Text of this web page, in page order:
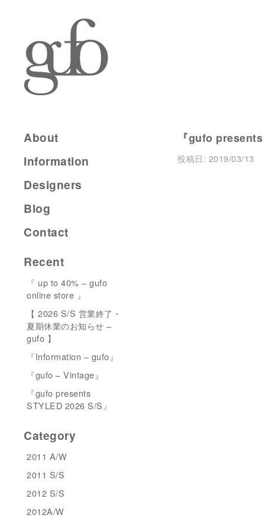
『gufo
投稿日: 2019/03/13
About
Information
Designers
Blog
Contact
Recent
『 up to 40% – gufo
online store 』
【 2026 S/S 営業終了・
夏期休業のお知らせ –
gufo 】
『Information – gufo』
『gufo – Vintage』
『gufo presents
STYLED 2026 S/S』
Category
2011 A/W
2011 S/S
2012 S/S
2012A/W